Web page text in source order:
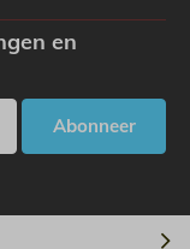
en
Abonneer